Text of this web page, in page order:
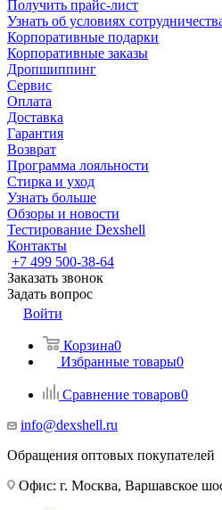
Получить прайс-лист
Узнать об условиях
Корпоративные подарки
Корпоративные заказы
Дропшиппинг
Сервис
Оплата
Доставка
Гарантия
Возврат
Программа лояльности
Стирка и уход
Узнать больше
Обзоры и новости
Тестирование Dexshell
Контакты
+7 499 500-38-64
Заказать звонок
Задать вопрос
Войти
Корзина0
Избранные товары0
Сравнение товаров0
info@dexshell.ru
Обращения оптовых покупателей
Офис: г. Москва, Варшавское